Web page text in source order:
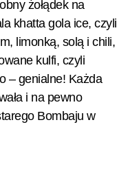
żołądek na
khatta gola ice, czyli
limonką, solą i chili,
kulfi, czyli
– genialne! Każda
i na pewno
Bombaju w